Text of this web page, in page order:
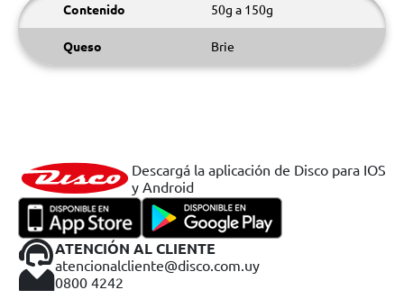
Contenido 50g a 150g
Queso Brie
Descargá la aplicación de Disco para IOS
y Android
ATENCIÓN AL CLIENTE
atencionalcliente@disco.com.uy
0800 4242